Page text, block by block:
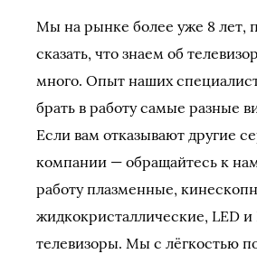
Мы на рынке более уже 8 лет,
сказать, что знаем об
много. Опыт наших
брать в работу самые разные
Если вам отказывают другие
компании — обращайтесь к
работу плазменные,
жидкокристаллические, LED и
телевизоры. Мы с лёгкостью